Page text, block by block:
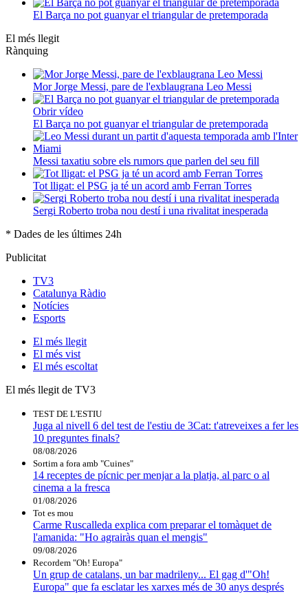
El Barça no pot guanyar el triangular de pretemporada
El més llegit
Rànquing
Mor Jorge Messi, pare de l'exblaugrana Leo Messi
Obrir vídeo
El Barça no pot guanyar el triangular de pretemporada
Messi taxatiu sobre els rumors que parlen del seu fill
Tot lligat: el PSG ja té un acord amb Ferran Torres
Sergi Roberto troba nou destí i una rivalitat inesperada
* Dades de les últimes 24h
Publicitat
TV3
Catalunya Ràdio
Notícies
Esports
El més llegit
El més vist
El més escoltat
El més llegit de TV3
TEST DE L'ESTIU
Juga al nivell 6 del test de l'estiu de 3Cat: t'atreveixes a fer les
10 preguntes finals?
08/08/2026
Sortim a fora amb "Cuines"
14 receptes de pícnic per menjar a la platja, al parc o al
cinema a la fresca
01/08/2026
Tot es mou
Carme Ruscalleda explica com preparar el tomàquet de
l'amanida: "Ho agrairàs quan el mengis"
09/08/2026
Recordem "Oh! Europa"
Un grup de catalans, un bar madrileny... El gag d'"Oh!
Europa" que fa esclatar les xarxes més de 30 anys després